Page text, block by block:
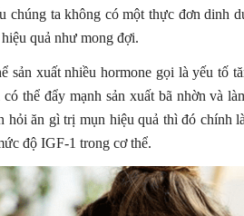
chúng ta không có một thực đơn dinh
quả như mong đợi.
sản xuất nhiều hormone gọi là yếu tố
thể đẩy mạnh sản xuất bã nhờn và
hỏi ăn gì trị mụn hiệu quả thì đó chính
độ IGF-1 trong cơ thể.